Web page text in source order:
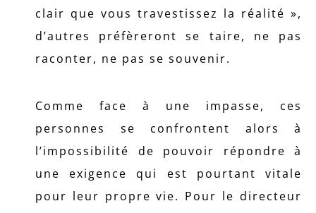
clair que vous travestissez la réalité »,
d’autres préfèreront se taire, ne pas
raconter, ne pas se souvenir.
Comme face à une impasse, ces
personnes se confrontent alors à
l’impossibilité de pouvoir répondre à
une exigence qui est pourtant vitale
pour leur propre vie. Pour le directeur